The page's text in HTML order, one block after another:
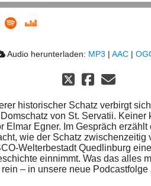
Audio herunterladen: MP3 | AAC |
historischer Schatz verbirgt
von St. Servatii. Keiner
Elmar Egner. Im Gespräch
wie der Schatz zwischenzeitig
Welterbestadt Quedlinburg
einnimmt. Was das alles
– in unsere neue